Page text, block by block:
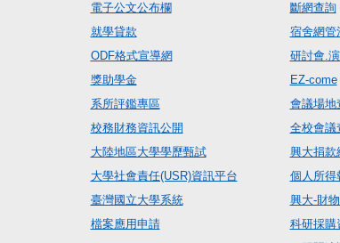
電子公文公布欄
就學貸款
ODF格式宣導網
獎助學金
系所評鑑專區
校務財務資訊公開
大陸地區大學學歷甄試
大學社會責任(USR)資訊平台
臺灣國立大學系統
檔案應用申請
斷網查詢
宿舍網管
研討會.
EZ-come
會議場地
全校會議
興大捐款
個人所得
興大-財
科研採購